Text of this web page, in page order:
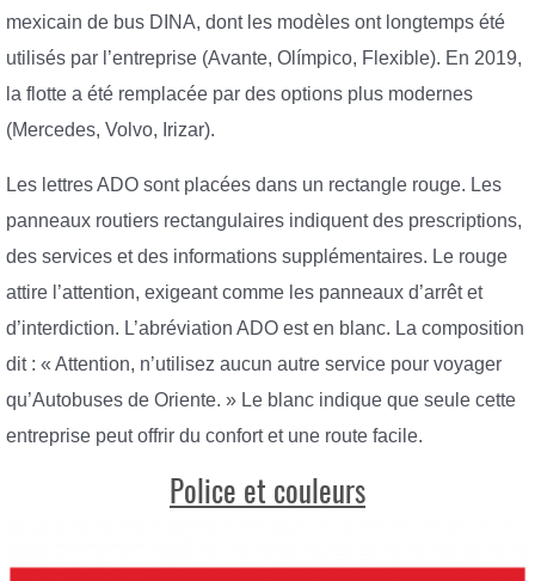
mexicain de bus DINA, dont les modèles ont longtemps été
utilisés par l’entreprise (Avante, Olímpico, Flexible). En 2019,
la flotte a été remplacée par des options plus modernes
(Mercedes, Volvo, Irizar).
Les lettres ADO sont placées dans un rectangle rouge. Les
panneaux routiers rectangulaires indiquent des prescriptions,
des services et des informations supplémentaires. Le rouge
attire l’attention, exigeant comme les panneaux d’arrêt et
d’interdiction. L’abréviation ADO est en blanc. La composition
dit : « Attention, n’utilisez aucun autre service pour voyager
qu’Autobuses de Oriente. » Le blanc indique que seule cette
entreprise peut offrir du confort et une route facile.
Police et couleurs